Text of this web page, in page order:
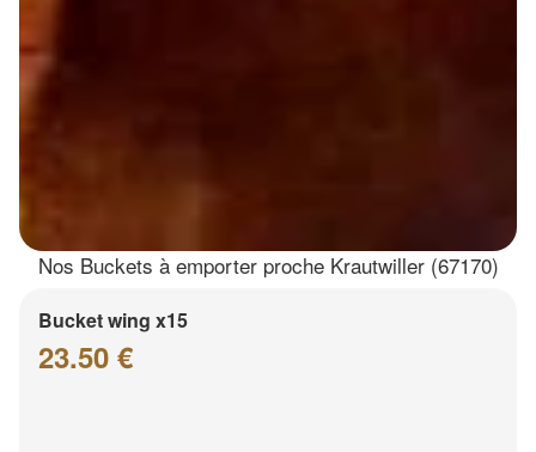
Nos Buckets à emporter proche Krautwiller (67170)
Bucket wing x15
23.50 €